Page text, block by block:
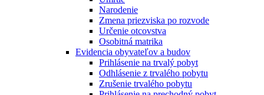
Narodenie
Zmena priezviska po rozvode
Určenie otcovstva
Osobitná matrika
Evidencia obyvateľov a budov
Prihlásenie na trvalý pobyt
Odhlásenie z trvalého pobytu
Zrušenie trvalého pobytu